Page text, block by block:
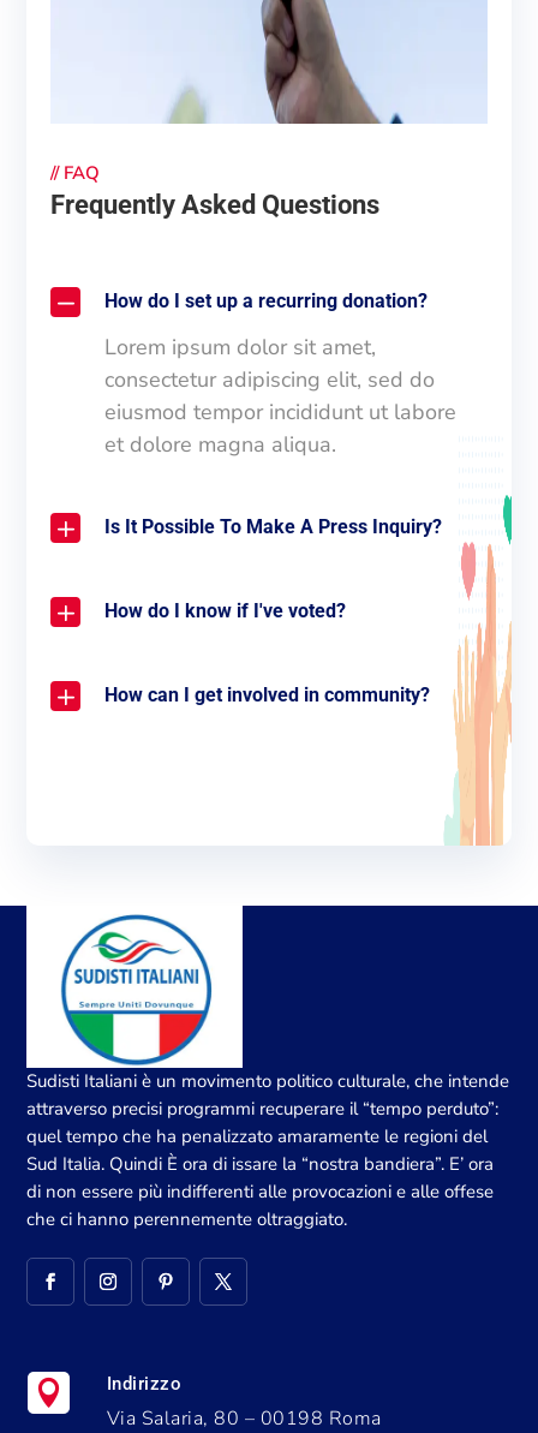
// FAQ
Frequently Asked Questions
How do I set up a recurring donation?
Lorem ipsum dolor sit amet,
consectetur adipiscing elit, sed do
eiusmod tempor incididunt ut labore
et dolore magna aliqua.
Is It Possible To Make A Press Inquiry?
How do I know if I've voted?
How can I get involved in community?
Sudisti Italiani è un movimento politico culturale, che intende
attraverso precisi programmi recuperare il “tempo perduto”:
quel tempo che ha penalizzato amaramente le regioni del
Sud Italia. Quindi È ora di issare la “nostra bandiera”. E’ ora
di non essere più indifferenti alle provocazioni e alle offese
che ci hanno perennemente oltraggiato.
 Indirizzo
Via Salaria, 80 – 00198 Roma